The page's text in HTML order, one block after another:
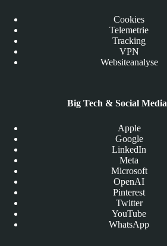
Cookies
Telemetrie
Tracking
VPN
Websiteanalyse
Big Tech & Social Media
Apple
Google
LinkedIn
Meta
Microsoft
OpenAI
Pinterest
Twitter
YouTube
WhatsApp